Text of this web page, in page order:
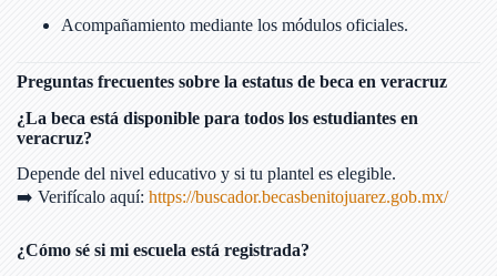
Acompañamiento mediante los módulos oficiales.
Preguntas frecuentes sobre la estatus de beca en veracruz
¿La beca está disponible para todos los estudiantes en
veracruz?
Depende del nivel educativo y si tu plantel es elegible.
➡️ Verifícalo aquí: https://buscador.becasbenitojuarez.gob.mx/
¿Cómo sé si mi escuela está registrada?